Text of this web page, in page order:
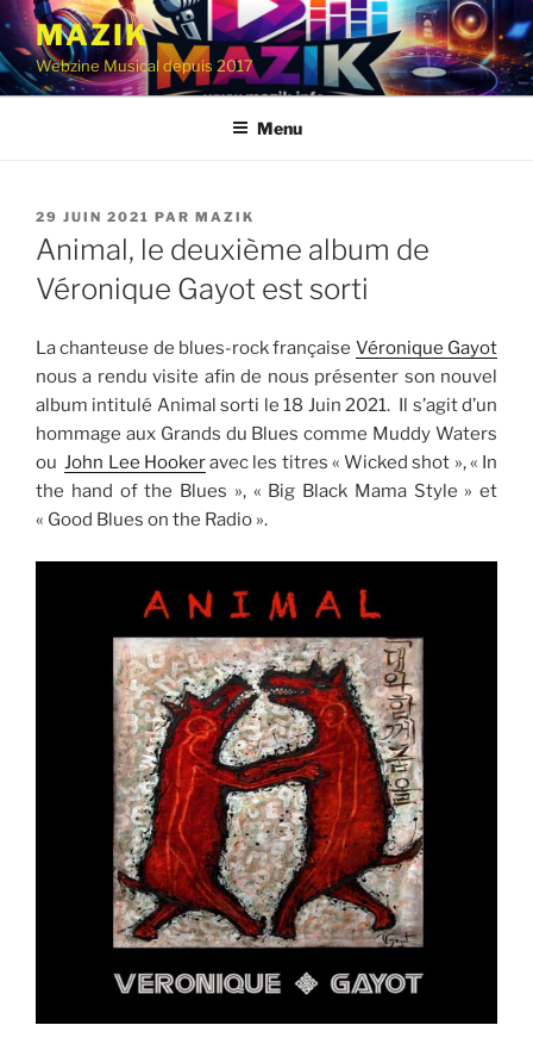
Aller
contenu
principal
MAZIK
Webzine Musical depuis 2017
Menu
PUBLIÉ
LE
29 JUIN 2021 PAR MAZIK
Animal, le deuxième album de
Véronique Gayot est sorti
La chanteuse de blues-rock française Véronique Gayot
nous a rendu visite afin de nous présenter son nouvel
album intitulé Animal sorti le 18 Juin 2021. Il s’agit d’un
hommage aux Grands du Blues comme Muddy Waters
ouJohn Lee Hookeravec les titres « Wicked shot », « In
the hand of the Blues », « Big Black Mama Style » et
« Good Blues on the Radio ».